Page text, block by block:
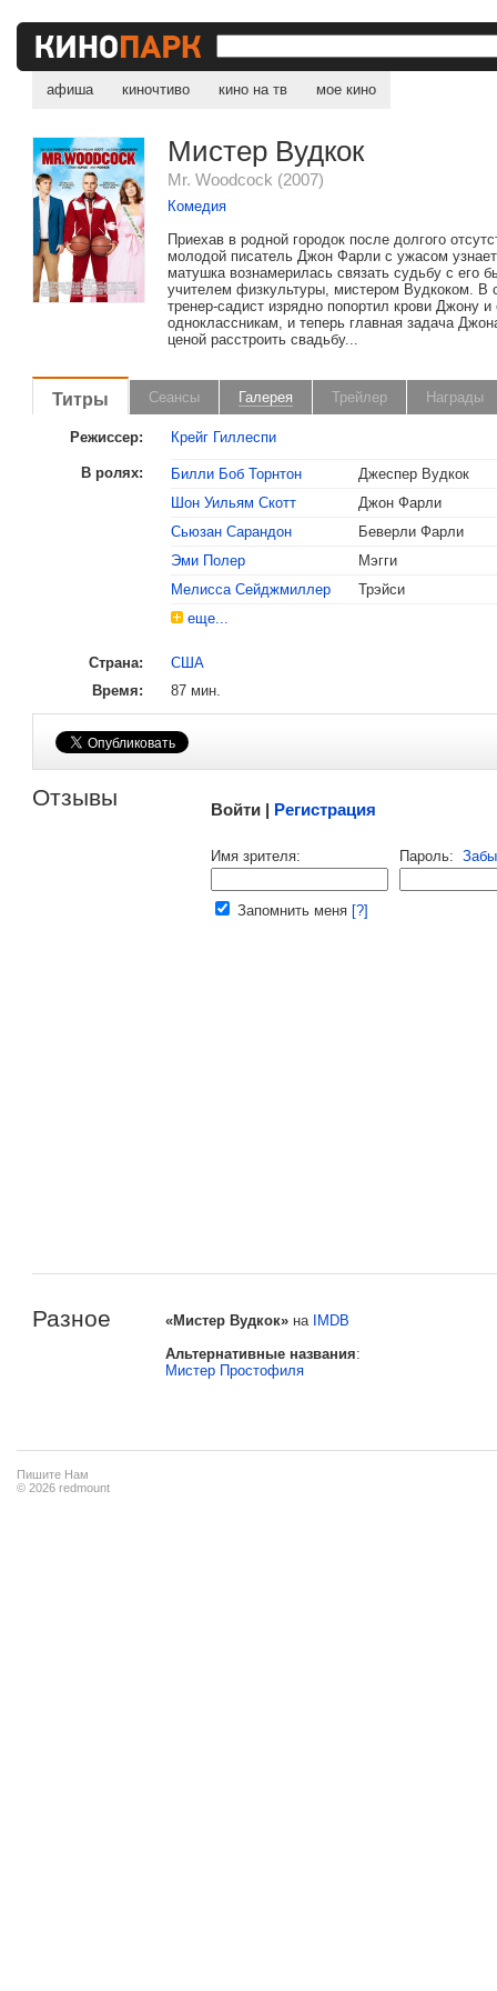
афиша киночтиво кино на тв мое кино
Мистер Вудкок
Mr. Woodcock (2007)
Комедия
Приехав в родной городок после долгого
молодой писатель Джон Фарли с ужасом
матушка вознамерилась связать судьбу с его
учителем физкультуры, мистером Вудкоком. В
тренер-садист изрядно попортил крови Джону и
одноклассникам, и теперь главная задача
ценой расстроить свадьбу...
Титры Сеансы Галерея Трейлер Награды
Режиссер: Крейг Гиллеспи
В ролях: Билли Боб Торнтон
Джеспер Вудкок
Шон Уильям Скотт
Джон Фарли
Сьюзан Сарандон
Беверли Фарли
Эми Полер
Мэгги
Мелисса Сейджмиллер
Трэйси
еще...
Страна:
США
Время:
87 мин.
Отзывы Войти | Регистрация
Имя зрителя: Пароль:
Запомнить меня [?]
Разное «Мистер Вудкок» на IMDB
Альтернативные названия:
Мистер Простофиля
Пишите Нам
© 2026 redmount